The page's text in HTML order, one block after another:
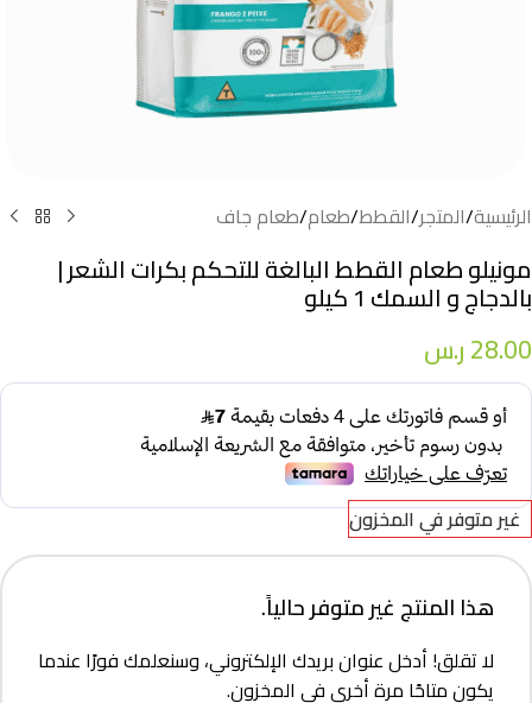
الرئيسية/المتجر/القطط/طعام/طعام جاف
مونيلو طعام القطط البالغة للتحكم بكرات الشعر |
بالدجاج و السمك 1 كيلو
28.00ر.س
غير متوفر في المخزون
هذا المنتج غير متوفر حالياً.
لا تقلق! أدخل عنوان بريدك الإلكتروني، وسنعلمك فورًا عندما
يكون متاحًا مرة أخرى في المخزون.